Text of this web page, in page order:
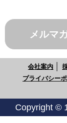
メルマ
会社案内
プライバシー
Copyright ©